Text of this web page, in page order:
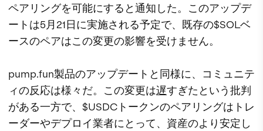
ペアリングを可能にすると通知した。このアップデ
ートは5月21日に実施される予定で、既存の$SOLベ
ースのペアはこの変更の影響を受けません。
pump.fun製品のアップデートと同様に、コミュニテ
ィの反応は様々だ。この変更は遅すぎたという批判
がある一方で、$USDCトークンのペアリングはトレ
ーダーやデプロイ業者にとって、資産のより安定し